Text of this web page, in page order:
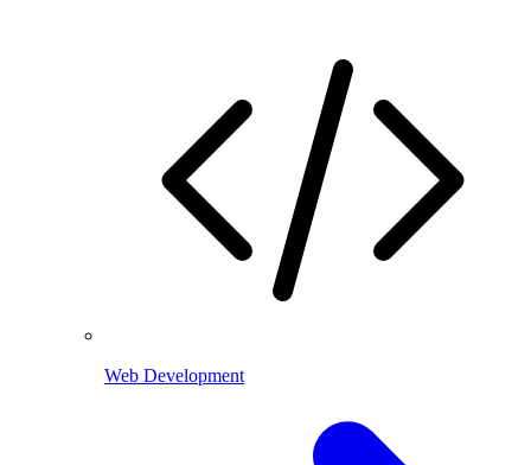
Web Development